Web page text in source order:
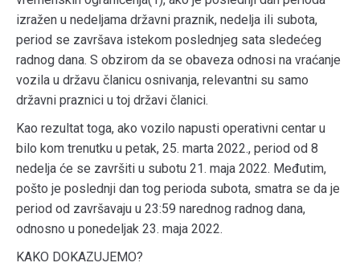
izražen u nedeljama državni praznik, nedelja ili subota,
period se završava istekom poslednjeg sata sledećeg
radnog dana. S obzirom da se obaveza odnosi na vraćanje
vozila u državu članicu osnivanja, relevantni su samo
državni praznici u toj državi članici.
Kao rezultat toga, ako vozilo napusti operativni centar u
bilo kom trenutku u petak, 25. marta 2022., period od 8
nedelja će se završiti u subotu 21. maja 2022. Međutim,
pošto je poslednji dan tog perioda subota, smatra se da je
period od završavaju u 23:59 narednog radnog dana,
odnosno u ponedeljak 23. maja 2022.
KAKO DOKAZUJEMO?